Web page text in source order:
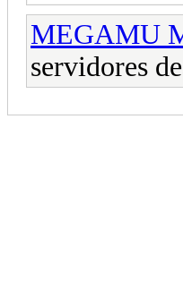
MEGAMU
servidores